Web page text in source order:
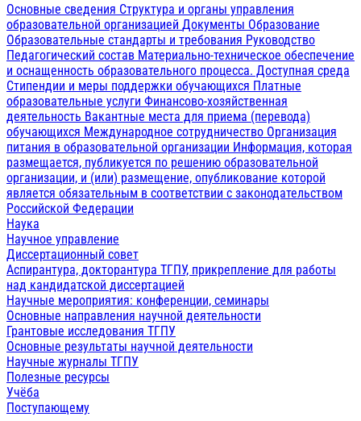
Основные сведения Структура и органы управления
образовательной организацией Документы Образование
Образовательные стандарты и требования Руководство
Педагогический состав Материально-техническое обеспечение
и оснащенность образовательного процесса. Доступная среда
Стипендии и меры поддержки обучающихся Платные
образовательные услуги Финансово-хозяйственная
деятельность Вакантные места для приема (перевода)
обучающихся Международное сотрудничество Организация
питания в образовательной организации Информация, которая
размещается, публикуется по решению образовательной
организации, и (или) размещение, опубликование которой
является обязательным в соответствии с законодательством
Российской Федерации
Наука
Научное управление
Диссертационный совет
Аспирантура, докторантура ТГПУ, прикрепление для работы
над кандидатской диссертацией
Научные мероприятия: конференции, семинары
Основные направления научной деятельности
Грантовые исследования ТГПУ
Основные результаты научной деятельности
Научные журналы ТГПУ
Полезные ресурсы
Учёба
Поступающему